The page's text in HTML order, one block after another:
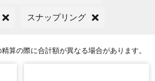
スナップリング
算の際に合計額が異なる場合があります。